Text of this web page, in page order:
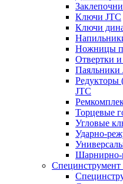
Ключи JTC
Ключи
Ножницы
Отвертки
Паяльники
Редукторы
JTC
Торцевые
Угловые
Ударно-
Шарнирно-